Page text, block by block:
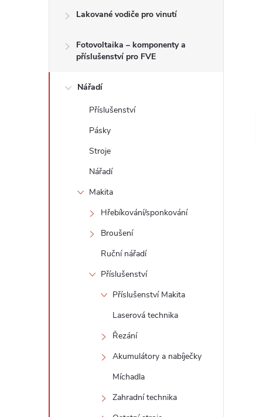
l
Lakované vodiče pro vinutí
Fotovoltaika – komponenty a
příslušenství pro FVE
Nářadí
Příslušenství
Pásky
Stroje
Nářadí
Makita
Hřebíkování/sponkování
Broušení
Ruční nářadí
Příslušenství
Příslušenství Makita
Laserová technika
Řezání
Akumulátory a nabíječky
Míchadla
Zahradní technika